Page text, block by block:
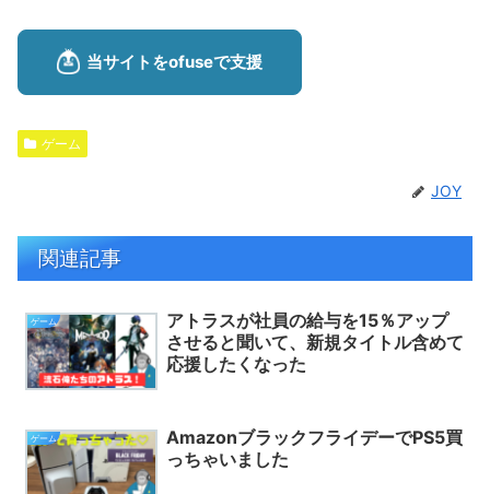
ゲーム
JOY
関連記事
ゲーム
アトラスが社員の給与を15％アップ
させると聞いて、新規タイトル含めて
応援したくなった
ゲーム
AmazonブラックフライデーでPS5買
っちゃいました